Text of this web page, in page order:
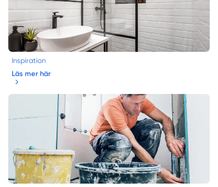
Inspiration
Läs mer här